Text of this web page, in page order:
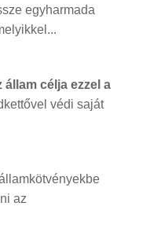
egyharmada
állam célja ezzel a
védi saját
az